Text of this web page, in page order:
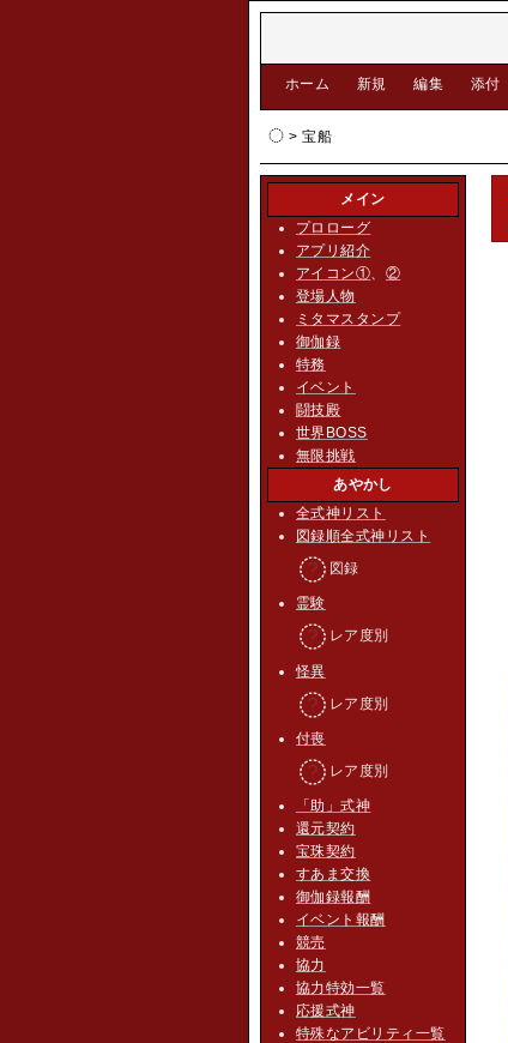
ホーム 新規 編集 添付
> 宝船
メイン
プロローグ
アプリ紹介
アイコン①、 ②
登場人物
ミタマスタンプ
御伽録
特務
イベント
闘技殿
世界BOSS
無限挑戦
あやかし
全式神リスト
図録順全式神リスト
図録
霊験
レア度別
怪異
レア度別
付喪
レア度別
「助」式神
還元契約
宝珠契約
すあま交換
御伽録報酬
イベント報酬
競売
協力
協力特効一覧
応援式神
特殊なアビリティ一覧